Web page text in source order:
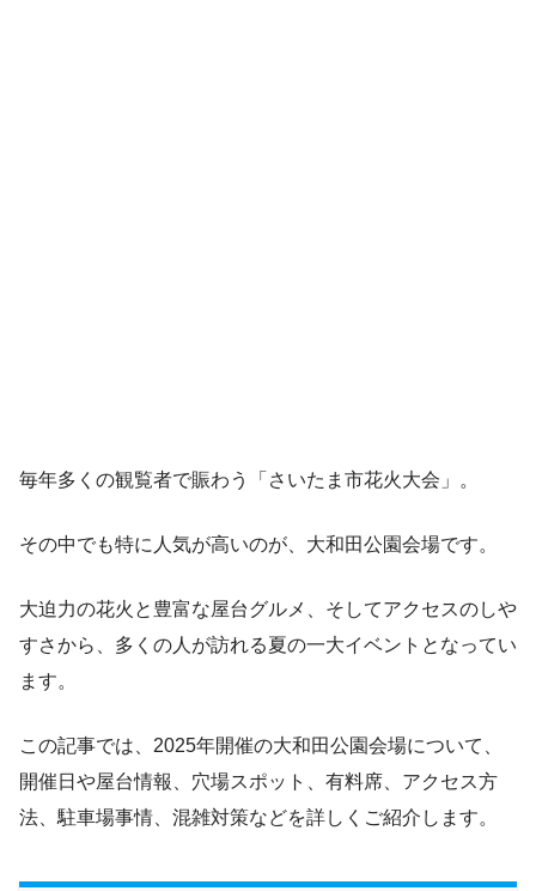
毎年多くの観覧者で賑わう「さいたま市花火大会」。
その中でも特に人気が高いのが、大和田公園会場です。
大迫力の花火と豊富な屋台グルメ、そしてアクセスのしや
すさから、多くの人が訪れる夏の一大イベントとなってい
ます。
この記事では、2025年開催の大和田公園会場について、
開催日や屋台情報、穴場スポット、有料席、アクセス方
法、駐車場事情、混雑対策などを詳しくご紹介します。